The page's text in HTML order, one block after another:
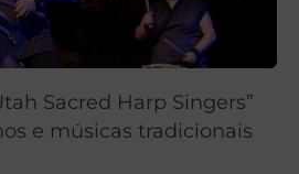
Sacred Harp Singers”
e músicas tradicionais